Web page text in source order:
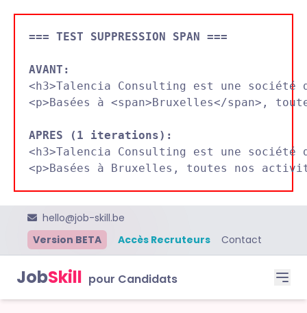
=== TEST SUPPRESSION SPAN ===
AVANT:
<h3>Talencia Consulting est une société
<p>Basées à <span>Bruxelles</span>,
APRES (1 iterations):
<h3>Talencia Consulting est une
hello@job-skill.be
Version BETA
Accès Recruteurs Contact
JobSkill pour Candidats